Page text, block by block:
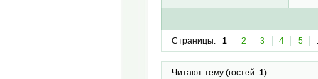
Страницы: 1 2 3 4 5
Читают тему (гостей: 1)